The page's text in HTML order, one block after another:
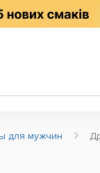
для мужчин